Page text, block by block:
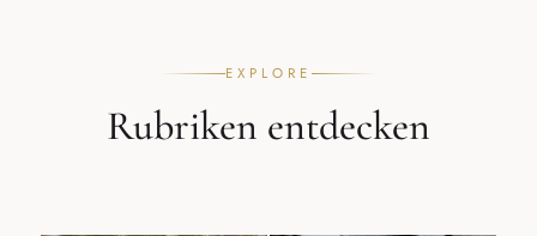
EXPLORE
Rubriken entdecken